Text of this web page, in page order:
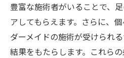
豊富な施術者がいることで、
アしてもらえます。さらに、
ダーメイドの施術が受けられ
結果をもたらします。これら